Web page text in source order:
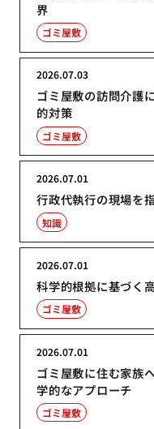
界
ゴミ屋敷
ゴミ屋敷の訪問介護
的対策
2026.07.03
ゴミ屋敷
行政代執行の現場を
2026.07.01
知識
科学的根拠に基づく
2026.07.01
ゴミ屋敷
ゴミ屋敷に住む家族
学的なアプローチ
2026.07.01
ゴミ屋敷